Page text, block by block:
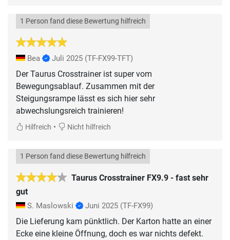
1 Person fand diese Bewertung hilfreich
Bea Juli 2025 (TF-FX99-TFT)
Der Taurus Crosstrainer ist super vom
Bewegungsablauf. Zusammen mit der
Steigungsrampe lässt es sich hier sehr
abwechslungsreich trainieren!
Hilfreich • Nicht hilfreich
Taurus Crosstrainer FX9.9 - fast sehr
gut
1 Person fand diese Bewertung hilfreich
S. Maslowski Juni 2025 (TF-FX99)
Die Lieferung kam pünktlich. Der Karton hatte an einer
Ecke eine kleine Öffnung, doch es war nichts defekt.